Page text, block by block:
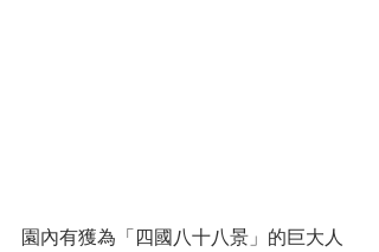
園內有獲為「四國八十八景」的巨大人